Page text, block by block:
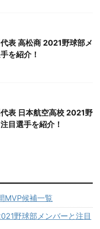
代表 高松商 2021野球部メ
を紹介！
代表 日本航空高校 2021野
目選手を紹介！
MVP候補一覧
野球部メンバーと注目